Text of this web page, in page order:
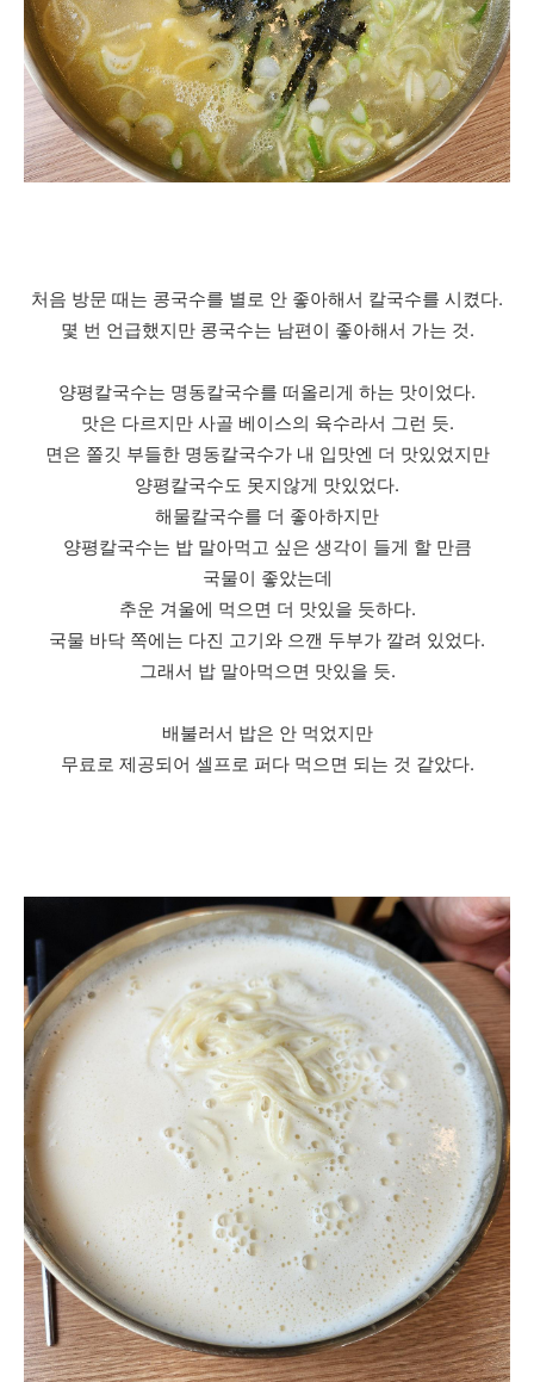
처음 방문 때는 콩국수를 별로 안 좋아해서 칼국수를 시켰다.
몇 번 언급했지만 콩국수는 남편이 좋아해서 가는 것.
양평칼국수는 명동칼국수를 떠올리게 하는 맛이었다.
맛은 다르지만 사골 베이스의 육수라서 그런 듯.
면은 쫄깃 부들한 명동칼국수가 내 입맛엔 더 맛있었지만
양평칼국수도 못지않게 맛있었다.
해물칼국수를 더 좋아하지만
양평칼국수는 밥 말아먹고 싶은 생각이 들게 할 만큼
국물이 좋았는데
추운 겨울에 먹으면 더 맛있을 듯하다.
국물 바닥 쪽에는 다진 고기와 으깬 두부가 깔려 있었다.
그래서 밥 말아먹으면 맛있을 듯.
배불러서 밥은 안 먹었지만
무료로 제공되어 셀프로 퍼다 먹으면 되는 것 같았다.